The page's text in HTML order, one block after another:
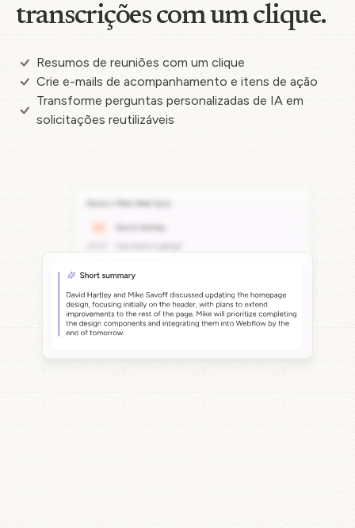
transcrições com um clique.
Resumos de reuniões com um clique
Crie e-mails de acompanhamento e itens de ação
Transforme perguntas personalizadas de IA em
solicitações reutilizáveis